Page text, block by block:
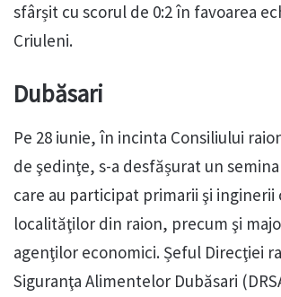
sfârșit cu scorul de 0:2 în favoarea
Criuleni.
Dubăsari
Pe 28 iunie, în incinta Consiliului
de şedinţe, s-a desfășurat un
care au participat primarii şi inginerii
localităţilor din raion, precum şi
agenţilor economici. Șeful Direcţiei
Siguranţa Alimentelor Dubăsari